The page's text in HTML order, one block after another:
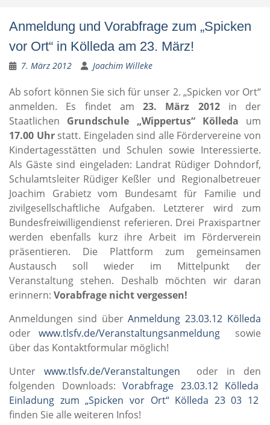
Anmeldung und Vorabfrage zum „Spicken
vor Ort“ in Kölleda am 23. März!
7. März 2012 Joachim Willeke
Ab sofort können Sie sich für unser 2. „Spicken vor Ort“
anmelden. Es findet am 23. März 2012 in der
Staatlichen Grundschule „Wippertus“ Kölleda um
17.00 Uhr statt. Eingeladen sind alle Fördervereine von
Kindertagesstätten und Schulen sowie Interessierte.
Als Gäste sind eingeladen: Landrat Rüdiger Dohndorf,
Schulamtsleiter Rüdiger Keßler und Regionalbetreuer
Joachim Grabietz vom Bundesamt für Familie und
zivilgesellschaftliche Aufgaben. Letzterer wird zum
Bundesfreiwilligendienst referieren. Drei Praxispartner
werden ebenfalls kurz ihre Arbeit im Förderverein
präsentieren. Die Plattform zum gemeinsamen
Austausch soll wieder im Mittelpunkt der
Veranstaltung stehen. Deshalb möchten wir daran
erinnern: Vorabfrage nicht vergessen!
Anmeldungen sind überAnmeldung 23.03.12 Kölleda
oder www.tlsfv.de/Veranstaltungsanmeldungsowie
über das Kontaktformular möglich!
Unter www.tlsfv.de/Veranstaltungen oder in den
folgenden Downloads: Vorabfrage 23.03.12 Kölleda
Einladung zum „Spicken vor Ort“ Kölleda 23 03 12
finden Sie alle weiteren Infos!